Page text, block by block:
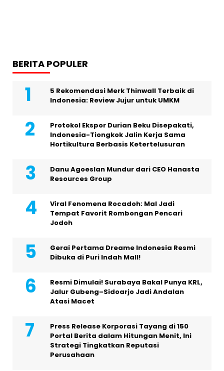
BERITA POPULER
5 Rekomendasi Merk Thinwall Terbaik di
Indonesia: Review Jujur untuk UMKM
Protokol Ekspor Durian Beku Disepakati,
Indonesia-Tiongkok Jalin Kerja Sama
Hortikultura Berbasis Ketertelusuran
Danu Agoeslan Mundur dari CEO Hanasta
Resources Group
Viral Fenomena Rocadoh: Mal Jadi
Tempat Favorit Rombongan Pencari
Jodoh
Gerai Pertama Dreame Indonesia Resmi
Dibuka di Puri Indah Mall!
Resmi Dimulai! Surabaya Bakal Punya KRL,
Jalur Gubeng–Sidoarjo Jadi Andalan
Atasi Macet
Press Release Korporasi Tayang di 150
Portal Berita dalam Hitungan Menit, Ini
Strategi Tingkatkan Reputasi
Perusahaan